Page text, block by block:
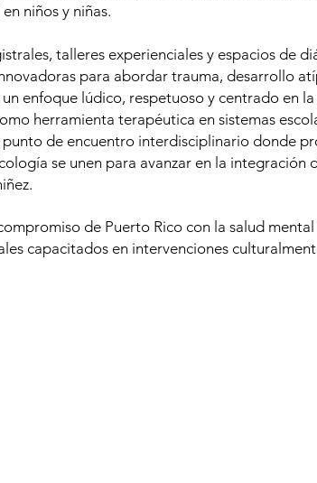
niños y niñas.
talleres experienciales y espacios de
para abordar trauma, desarrollo
enfoque lúdico, respetuoso y centrado en
herramienta terapéutica en sistemas
punto de encuentro interdisciplinario donde
se unen para avanzar en la integración
de Puerto Rico con la salud
capacitados en intervenciones